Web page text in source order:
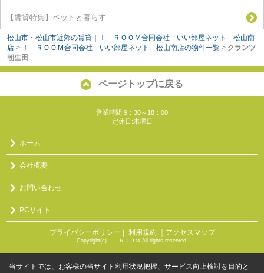
【賃貸特集】ペットと暮らす
松山市・松山市近郊の賃貸｜Ｉ－ＲＯＯＭ合同会社 いい部屋ネット 松山南
店 > Ｉ－ＲＯＯＭ合同会社 いい部屋ネット 松山南店の物件一覧 > クランツ
朝生田
ページトップに戻る
営業時間:9：30～18：00
定休日:木曜日
ホーム
会社概要
お問い合わせ
PCサイト
プライバシーポリシー 利用規約 ｜アクセスマップ
Copyright(c) Ｉ－ＲＯＯＭ All rights reserved.
当サイトでは、お客様の当サイト利用状況把握、サービス向上検討を目的と